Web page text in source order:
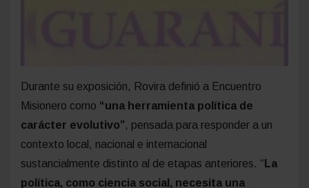
Durante su exposición, Rovira definió a Encuentro
Misionero como “una herramienta política de
carácter evolutivo”, pensada para responder a un
contexto local, nacional e internacional
sustancialmente distinto al de etapas anteriores. “ La
política, como ciencia social, necesita una